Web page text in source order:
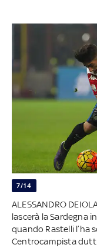
7/14
ALESSANDRO
lascerà la Sardegna
quando Rastelli l’ha
Centrocampista